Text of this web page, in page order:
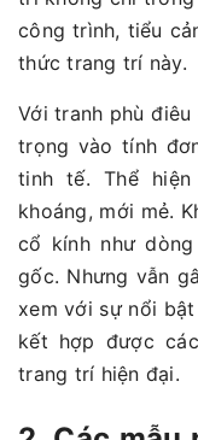
công trình, tiểu
thức trang trí này.
Với tranh phù
trọng vào tính
tinh tế. Thể
khoáng, mới mẻ.
cổ kính như
gốc. Nhưng vẫn
xem với sự nổi
kết hợp được
trang trí hiện đại.